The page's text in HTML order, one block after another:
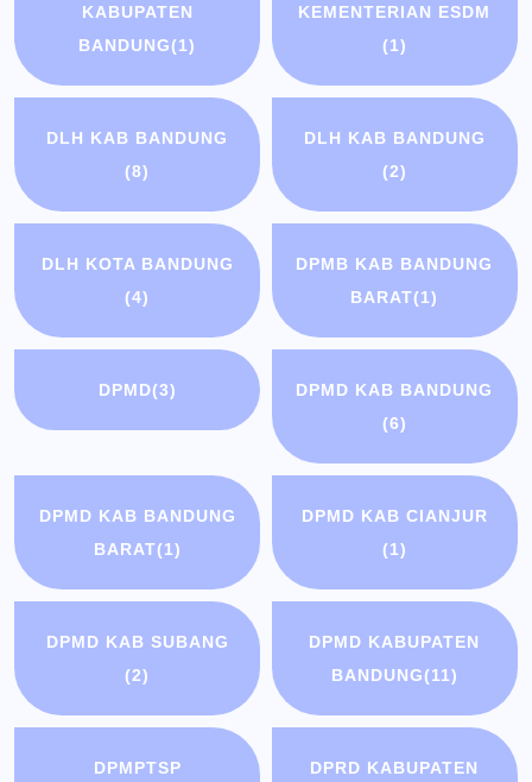
KABUPATEN
BANDUNG(1)
KEMENTERIAN ESDM
(1)
DLH KAB BANDUNG
(8)
DLH KAB BANDUNG
(2)
DLH KOTA BANDUNG
(4)
DPMB KAB BANDUNG
BARAT(1)
DPMD(3)
DPMD KAB BANDUNG
(6)
DPMD KAB BANDUNG
BARAT(1)
DPMD KAB CIANJUR
(1)
DPMD KAB SUBANG
(2)
DPMD KABUPATEN
BANDUNG(11)
DPMPTSP
DPRD KABUPATEN